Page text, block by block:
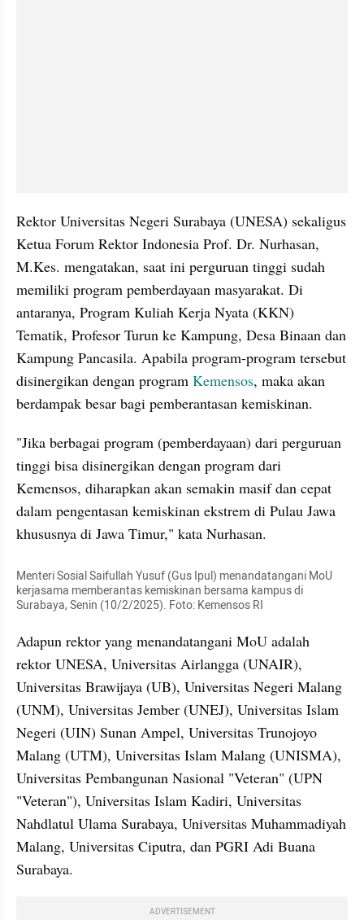
Rektor Universitas Negeri Surabaya (UNESA) sekaligus
Ketua Forum Rektor Indonesia Prof. Dr. Nurhasan,
M.Kes. mengatakan, saat ini perguruan tinggi sudah
memiliki program pemberdayaan masyarakat. Di
antaranya, Program Kuliah Kerja Nyata (KKN)
Tematik, Profesor Turun ke Kampung, Desa Binaan dan
Kampung Pancasila. Apabila program-program tersebut
disinergikan dengan program Kemensos, maka akan
berdampak besar bagi pemberantasan kemiskinan.
"Jika berbagai program (pemberdayaan) dari perguruan
tinggi bisa disinergikan dengan program dari
Kemensos, diharapkan akan semakin masif dan cepat
dalam pengentasan kemiskinan ekstrem di Pulau Jawa
khususnya di Jawa Timur," kata Nurhasan.
Menteri Sosial Saifullah Yusuf (Gus Ipul) menandatangani MoU
kerjasama memberantas kemiskinan bersama kampus di
Surabaya, Senin (10/2/2025). Foto: Kemensos RI
Adapun rektor yang menandatangani MoU adalah
rektor UNESA, Universitas Airlangga (UNAIR),
Universitas Brawijaya (UB), Universitas Negeri Malang
(UNM), Universitas Jember (UNEJ), Universitas Islam
Negeri (UIN) Sunan Ampel, Universitas Trunojoyo
Malang (UTM), Universitas Islam Malang (UNISMA),
Universitas Pembangunan Nasional "Veteran" (UPN
"Veteran"), Universitas Islam Kadiri, Universitas
Nahdlatul Ulama Surabaya, Universitas Muhammadiyah
Malang, Universitas Ciputra, dan PGRI Adi Buana
Surabaya.
ADVERTISEMENT